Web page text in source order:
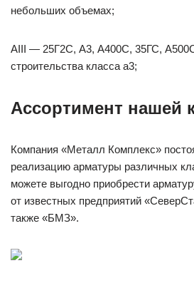
небольших объемах;
AIII — 25Г2С, А3, А400С, 35ГС,
строительства класса а3;
Ассортимент нашей
Компания «Металл Комплекс»
реализацию арматуры различных
можете выгодно приобрести
от известных предприятий
также «БМЗ».